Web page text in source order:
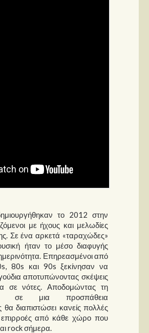
το 2012 στην
με ήχους και μελωδίες
Σε ένα αρκετά «ταραχώδες»
ήταν το μέσο διαφυγής
Επηρεασμένοι από
80s και 90s ξεκίνησαν να
αποτυπώνοντας σκέψεις
σε νότες. Αποδομώντας τη
σε μια προσπάθεια
θα διαπιστώσει κανείς πολλές
επιρροές από κάθε χώρο που
rock σήμερα.